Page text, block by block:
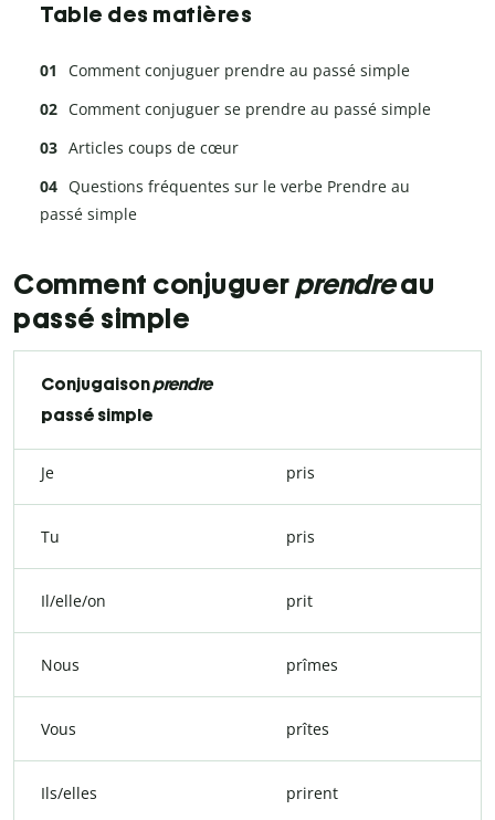
Table des matières
Comment conjuguer prendre au passé simple
Comment conjuguer se prendre au passé simple
Articles coups de cœur
Questions fréquentes sur le verbe Prendre au
passé simple
Comment conjuguerprendreau
passé simple
Conjugaisonprendre
passé simple
Je pris
Tu pris
Il/elle/on prit
Nous prîmes
Vous prîtes
Ils/elles prirent